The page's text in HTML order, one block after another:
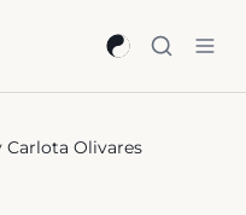
Carlota Olivares